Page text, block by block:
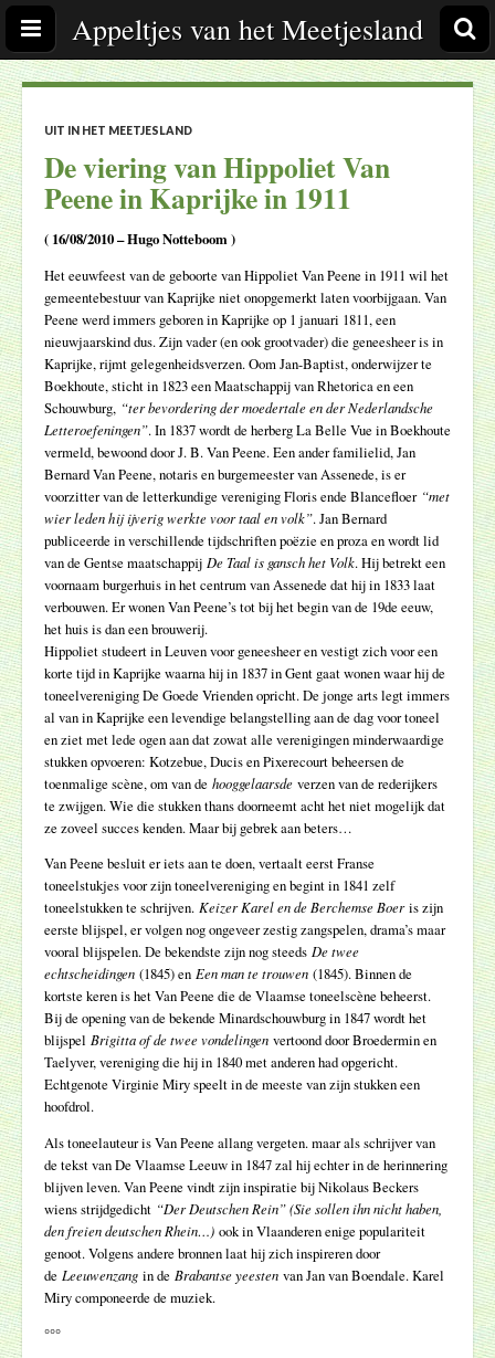
Appeltjes van het Meetjesland
UIT IN HET MEETJESLAND
De viering van Hippoliet Van
Peene in Kaprijke in 1911
( 16/08/2010 – Hugo Notteboom )
Het eeuwfeest van de geboorte van Hippoliet Van Peene in 1911 wil het
gemeentebestuur van Kaprijke niet onopgemerkt laten voorbijgaan. Van
Peene werd immers geboren in Kaprijke op 1 januari 1811, een
nieuwjaarskind dus. Zijn vader (en ook grootvader) die geneesheer is in
Kaprijke, rijmt gelegenheidsverzen. Oom Jan-Baptist, onderwijzer te
Boekhoute, sticht in 1823 een Maatschappij van Rhetorica en een
Schouwburg, “ter bevordering der moedertale en der Nederlandsche
Letteroefeningen”. In 1837 wordt de herberg La Belle Vue in Boekhoute
vermeld, bewoond door J. B. Van Peene. Een ander familielid, Jan
Bernard Van Peene, notaris en burgemeester van Assenede, is er
voorzitter van de letterkundige vereniging Floris ende Blancefloer “met
wier leden hij ijverig werkte voor taal en volk”. Jan Bernard
publiceerde in verschillende tijdschriften poëzie en proza en wordt lid
van de Gentse maatschappij De Taal is gansch het Volk. Hij betrekt een
voornaam burgerhuis in het centrum van Assenede dat hij in 1833 laat
verbouwen. Er wonen Van Peene’s tot bij het begin van de 19de eeuw,
het huis is dan een brouwerij.
Hippoliet studeert in Leuven voor geneesheer en vestigt zich voor een
korte tijd in Kaprijke waarna hij in 1837 in Gent gaat wonen waar hij de
toneelvereniging De Goede Vrienden opricht. De jonge arts legt immers
al van in Kaprijke een levendige belangstelling aan de dag voor toneel
en ziet met lede ogen aan dat zowat alle verenigingen minderwaardige
stukken opvoeren: Kotzebue, Ducis en Pixerecourt beheersen de
toenmalige scène, om van de hooggelaarsde verzen van de rederijkers
te zwijgen. Wie die stukken thans doorneemt acht het niet mogelijk dat
ze zoveel succes kenden. Maar bij gebrek aan beters…
Van Peene besluit er iets aan te doen, vertaalt eerst Franse
toneelstukjes voor zijn toneelvereniging en begint in 1841 zelf
toneelstukken te schrijven. Keizer Karel en de Berchemse Boeris zijn
eerste blijspel, er volgen nog ongeveer zestig zangspelen, drama’s maar
vooral blijspelen. De bekendste zijn nog steeds De twee
echtscheidingen (1845) en Een man te trouwen (1845). Binnen de
kortste keren is het Van Peene die de Vlaamse toneelscène beheerst.
Bij de opening van de bekende Minardschouwburg in 1847 wordt het
blijspel Brigitta of de twee vondelingen vertoond door Broedermin en
Taelyver, vereniging die hij in 1840 met anderen had opgericht.
Echtgenote Virginie Miry speelt in de meeste van zijn stukken een
hoofdrol.
Als toneelauteur is Van Peene allang vergeten. maar als schrijver van
de tekst van De Vlaamse Leeuw in 1847 zal hij echter in de herinnering
blijven leven. Van Peene vindt zijn inspiratie bij Nikolaus Beckers
wiens strijdgedicht “Der Deutschen Rein” (Sie sollen ihn nicht haben,
den freien deutschen Rhein…) ook in Vlaanderen enige populariteit
genoot. Volgens andere bronnen laat hij zich inspireren door
de Leeuwenzang in de Brabantse yeesten van Jan van Boendale. Karel
Miry componeerde de muziek.
°°°